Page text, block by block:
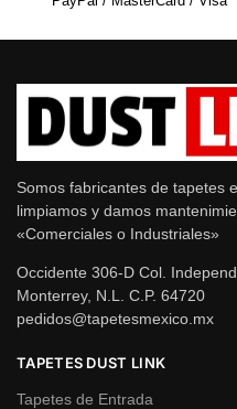
Somos fabricantes de tapetes
limpiamos y damos
«Comerciales o Industriales»
Occidente 306-D Col.
Monterrey, N.L. C.P. 64720
pedidos@tapetesmexico.mx
TAPETES DUST LINK
Tapetes de Entrada